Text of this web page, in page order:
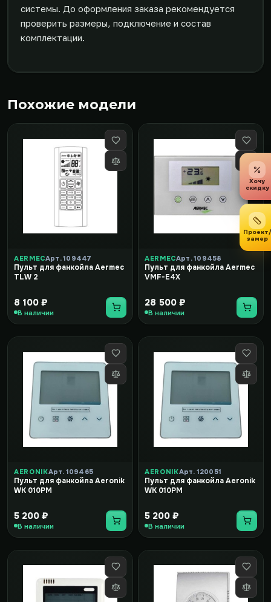
системы. До оформления заказа рекомендуется
проверить размеры, подключение и состав
комплектации.
Похожие модели
AERMECАрт. 109447
Пульт для фанкойла Aermec
TLW 2
8 100 ₽
В наличии
AERMECАрт. 109458
Пульт для фанкойла Aermec
VMF-E4X
28 500 ₽
В наличии
AERONIKАрт. 109465
Пульт для фанкойла Aeronik
WK 010PM
5 200 ₽
В наличии
AERONIKАрт. 120051
Пульт для фанкойла Aeronik
WK 010PM
5 200 ₽
В наличии
Хочу
скидку
Проект/
замер